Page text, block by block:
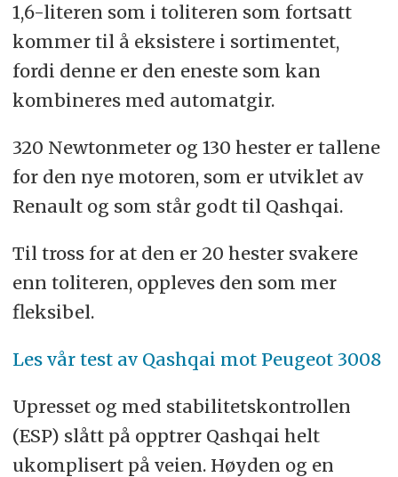
1,6-literen som i toliteren som fortsatt
kommer til å eksistere i sortimentet,
fordi denne er den eneste som kan
kombineres med automatgir.
320 Newtonmeter og 130 hester er tallene
for den nye motoren, som er utviklet av
Renault og som står godt til Qashqai.
Til tross for at den er 20 hester svakere
enn toliteren, oppleves den som mer
fleksibel.
Les vår test av Qashqai mot Peugeot 3008
Upresset og med stabilitetskontrollen
(ESP) slått på opptrer Qashqai helt
ukomplisert på veien. Høyden og en